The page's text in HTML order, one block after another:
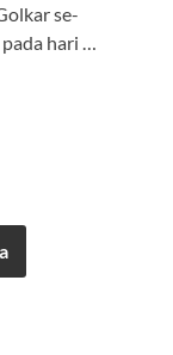
se-
hari …